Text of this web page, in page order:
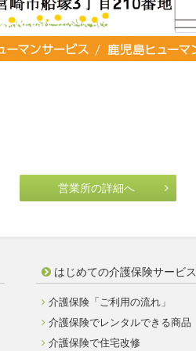
営業所の詳細へ
はじめての介護保険サービス
介護保険「ご利用の流れ」
介護保険でレンタルできる商品
介護保険で住宅改修